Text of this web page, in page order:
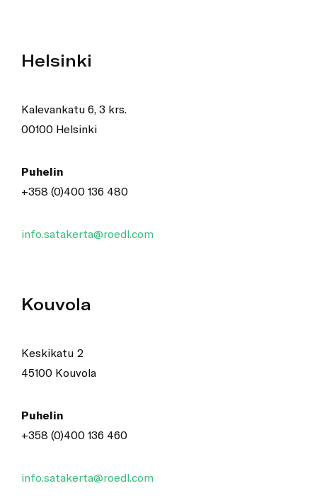
Helsinki
Kalevankatu 6, 3 krs.
00100 Helsinki
Puhelin
+358 (0)400 136 480
info.satakerta@roedl.com
Kouvola
Keskikatu 2
45100 Kouvola
Puhelin
+358 (0)400 136 460
info.satakerta@roedl.com